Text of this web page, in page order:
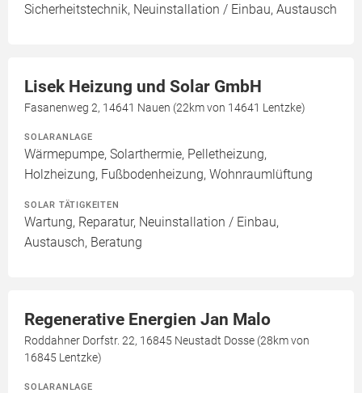
Sicherheitstechnik, Neuinstallation / Einbau, Austausch
Lisek Heizung und Solar GmbH
Fasanenweg 2, 14641 Nauen (22km von 14641 Lentzke)
SOLARANLAGE
Wärmepumpe, Solarthermie, Pelletheizung,
Holzheizung, Fußbodenheizung, Wohnraumlüftung
SOLAR TÄTIGKEITEN
Wartung, Reparatur, Neuinstallation / Einbau,
Austausch, Beratung
Regenerative Energien Jan Malo
Roddahner Dorfstr. 22, 16845 Neustadt Dosse (28km von
16845 Lentzke)
SOLARANLAGE